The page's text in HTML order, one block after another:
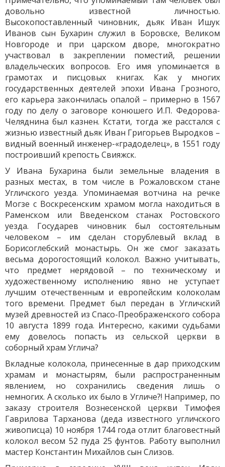
довольно известной личностью.
Высокопоставленный чиновник, дьяк Иван Ишук
Иванов сын Бухарин служил в Боровске, Великом
Новгороде и при царском дворе, многократно
участвовал в закреплении поместий, решении
владельческих вопросов. Его имя упоминается в
грамотах и писцовых книгах. Как у многих
государственных деятелей эпохи Ивана Грозного,
его карьера закончилась опалой – примерно в 1567
году по делу о заговоре конюшего И.П. Федорова-
Челяднина был казнен. Кстати, тогда же расстался с
жизнью известный дьяк Иван Григорьев Выродков –
видный военный инженер-«градоделец», в 1551 году
построивший крепость Свияжск.
У Ивана Бухарина были земельные владения в
разных местах, в том числе в Рожаловском стане
Угличского уезда. Упоминаемая вотчина на речке
Могзе с Воскресенским храмом могла находиться в
Раменском или Введенском станах Ростовского
уезда. Государев чиновник был состоятельным
человеком – им сделан сторублевый вклад в
Борисоглебский монастырь. Он же смог заказать
весьма дорогостоящий колокол. Важно учитывать,
что предмет нерядовой – по техническому и
художественному исполнению явно не уступает
лучшим отечественным и европейским колоколам
того времени. Предмет был передан в Угличский
музей древностей из Спасо-Преображенского собора
10 августа 1899 года. Интересно, какими судьбами
ему довелось попасть из сельской церкви в
соборный храм Углича?
Вкладные колокола, принесенные в дар приходским
храмам и монастырям, были распространенным
явлением, но сохранились сведения лишь о
немногих. А сколько их было в Угличе?! Например, по
заказу строителя Вознесенской церкви Тимофея
Гаврилова Тарханова (деда известного угличского
живописца) 10 ноября 1744 года отлит благовестный
колокол весом 52 пуда 25 фунтов. Работу выполнил
мастер Константин Михайлов сын Слизов.